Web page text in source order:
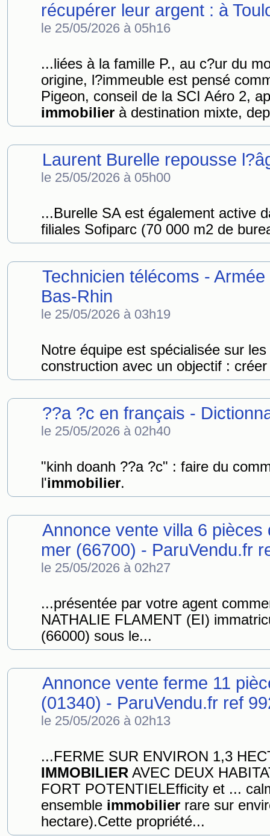
récupérer leur argent : à
le 25/05/2026 à 05h16
...liées à la famille P., au c?ur du
origine, l?immeuble est pensé
Pigeon, conseil de la SCI Aéro 2,
immobilier à destination mixte,
Laurent Burelle repousse
le 25/05/2026 à 05h00
...Burelle SA est également active
filiales Sofiparc (70 000 m2 de
Technicien télécoms -
Bas-Rhin
le 25/05/2026 à 03h19
Notre équipe est spécialisée sur
construction avec un objectif :
??a ?c en français -
le 25/05/2026 à 02h40
"kinh doanh ??a ?c" : faire du
l'immobilier.
Annonce vente villa 6 pièces
mer (66700) - ParuVendu.fr
le 25/05/2026 à 02h27
...présentée par votre agent
NATHALIE FLAMENT (EI)
(66000) sous le...
Annonce vente ferme 11
(01340) - ParuVendu.fr ref
le 25/05/2026 à 02h13
...FERME SUR ENVIRON 1,3
IMMOBILIER AVEC DEUX
FORT POTENTIELEfficity et ...
ensemble immobilier rare sur
hectare).Cette propriété...